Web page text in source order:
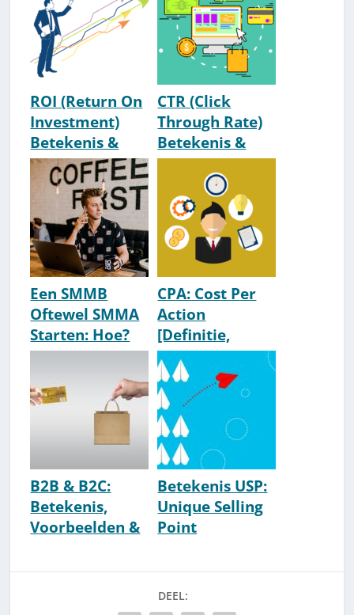
ROI (Return On
Investment)
Betekenis &
Rekenvoorbeel
d
CTR (Click
Through Rate)
Betekenis &
Uitleg
Een SMMB
Oftewel SMMA
Starten: Hoe?
(Social Media
Marketing
Agency)
CPA: Cost Per
Action
[Definitie,
Betekenis &
Uitleg]
B2B & B2C:
Betekenis,
Voorbeelden &
Betekenis USP:
Unique Selling
Point
Uitleg]
DEEL: